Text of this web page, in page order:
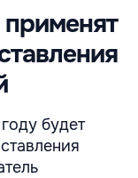
будет